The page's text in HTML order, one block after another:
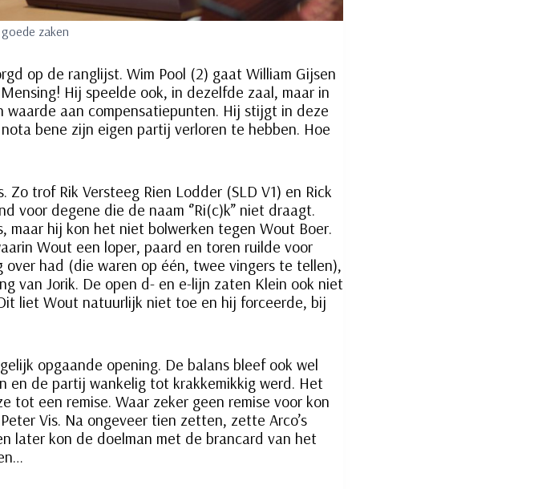
zaken
op de ranglijst. Wim Pool (2) gaat William Gijsen
Hij speelde ook, in dezelfde zaal, maar in
aan compensatiepunten. Hij stijgt in deze
bene zijn eigen partij verloren te hebben. Hoe
trof Rik Versteeg Rien Lodder (SLD V1) en Rick
degene die de naam ‘’Ri(c)k’’ niet draagt.
maar hij kon het niet bolwerken tegen Wout Boer.
Wout een loper, paard en toren ruilde voor
had (die waren op één, twee vingers te tellen),
van Jorik. De open d- en e-lijn zaten Klein ook niet
liet Wout natuurlijk niet toe en hij forceerde, bij
opgaande opening. De balans bleef ook wel
de partij wankelig tot krakkemikkig werd. Het
tot een remise. Waar zeker geen remise voor kon
Vis. Na ongeveer tien zetten, zette Arco’s
later kon de doelman met de brancard van het